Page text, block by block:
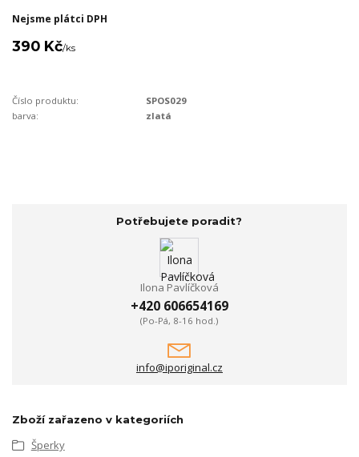
Nejsme plátci DPH
390 Kč/ks
Číslo produktu:
SPOS029
barva:
zlatá
Potřebujete poradit?
Ilona Pavlíčková
+420 606654169
(Po-Pá, 8-16 hod.)
info@iporiginal.cz
Zboží zařazeno v kategoriích
Šperky